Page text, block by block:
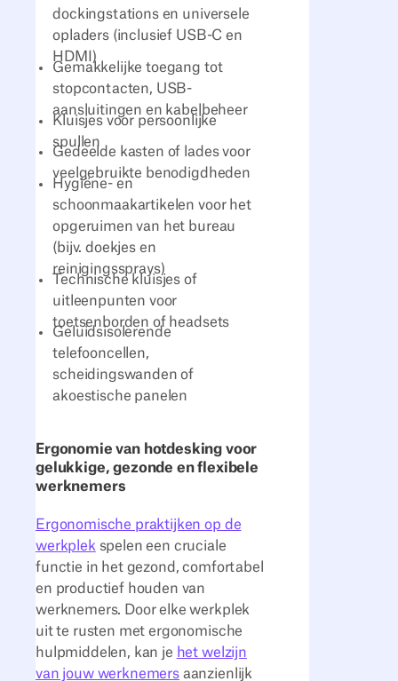
dockingstations en universele
opladers (inclusief USB-C en
HDMI)
Gemakkelijke toegang tot
stopcontacten, USB-
aansluitingen en kabelbeheer
Kluisjes voor persoonlijke
spullen
Gedeelde kasten of lades voor
veelgebruikte benodigdheden
Hygiëne- en
schoonmaakartikelen voor het
opgeruimen van het bureau
(bijv. doekjes en
reinigingssprays)
Technische kluisjes of
uitleenpunten voor
toetsenborden of headsets
Geluidsisolerende
telefooncellen,
scheidingswanden of
akoestische panelen
Ergonomie van hotdesking voor
gelukkige, gezonde en flexibele
werknemers
Ergonomische praktijken op de
werkplekspelen een cruciale
functie in het gezond, comfortabel
en productief houden van
werknemers. Door elke werkplek
uit te rusten met ergonomische
hulpmiddelen, kan je het welzijn
van jouw werknemersaanzienlijk